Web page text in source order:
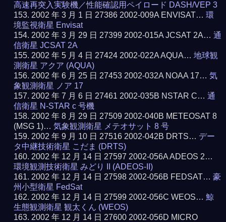
高速再突入実験機／性能確認用ペイロード DASH/VEP 3
2002 年 3 月 1 日 27386 2002-009A ENVISAT…環
境監視衛星 Envisat
2002 年 3 月 29 日 27399 2002-015A JCSAT 2A…通
信衛星 JCSAT 2A
2002 年 5 月 4 日 27424 2002-022A AQUA…地球観
測衛星 アクア (AQUA)
2002 年 6 月 25 日 27453 2002-032A NOAA 17…気
象観測衛星 ノア 17
2002 年 7 月 6 日 27461 2002-035B NSTAR C…通
信衛星 N-STAR c 号機
2002 年 8 月 29 日 27509 2002-040B METEOSAT 8
(MSG 1)…気象観測衛星 メテオサット 8 号
2002 年 9 月 10 日 27516 2002-042B DRTS… デー
タ中継技術衛星 こだま (DRTS)
2002 年 12 月 14 日 27597 2002-056A ADEOS 2…
環境観測技術衛星 みどり II (ADEOS-II)
2002 年 12 月 14 日 27598 2002-056B FEDSAT…豪
州小型衛星 FedSat
2002 年 12 月 14 日 27599 2002-056C WEOS…鯨
生態観測衛星 観太くん (WEOS)
2002 年 12 月 14 日 27600 2002-056D MICRO